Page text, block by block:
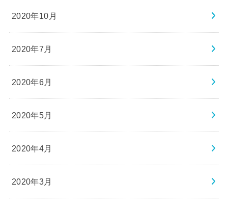
2020年10月
2020年7月
2020年6月
2020年5月
2020年4月
2020年3月